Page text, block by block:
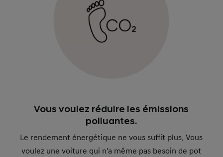
Vous voulez réduire les émissions
polluantes.
Le rendement énergétique ne vous suffit plus. Vous
voulez une voiture qui n'a même pas besoin de pot